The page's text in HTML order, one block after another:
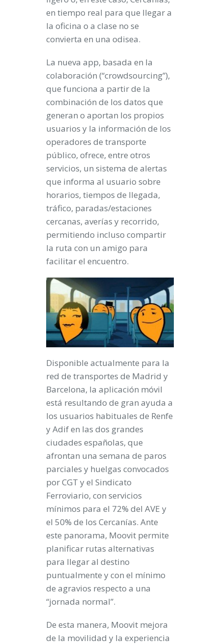
en tiempo real para que llegar a
la oficina o a clase no se
convierta en una odisea.
La nueva app, basada en la
colaboración (“crowdsourcing”),
que funciona a partir de la
combinación de los datos que
generan o aportan los propios
usuarios y la información de los
operadores de transporte
público, ofrece, entre otros
servicios, un sistema de alertas
que informa al usuario sobre
horarios, tiempos de llegada,
tráfico, paradas/estaciones
cercanas, averías y recorrido,
permitiendo incluso compartir
la ruta con un amigo para
facilitar el encuentro.
Disponible actualmente para la
red de transportes de Madrid y
Barcelona, la aplicación móvil
está resultando de gran ayuda a
los usuarios habituales de Renfe
y Adif en las dos grandes
ciudades españolas, que
afrontan una semana de paros
parciales y huelgas convocados
por CGT y el Sindicato
Ferroviario, con servicios
mínimos para el 72% del AVE y
el 50% de los Cercanías. Ante
este panorama, Moovit permite
planificar rutas alternativas
para llegar al destino
puntualmente y con el mínimo
de agravios respecto a una
“jornada normal”.
De esta manera, Moovit mejora
de la movilidad y la experiencia